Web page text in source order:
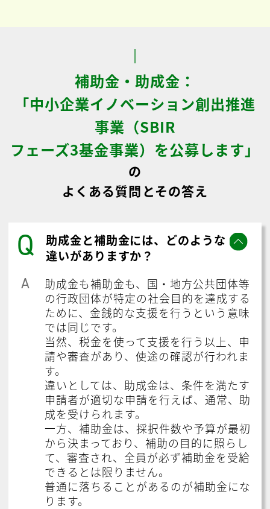
補助金・助成金：
「中小企業イノベーション創出推進
事業（SBIR
フェーズ3基金事業）を公募します」
の
よくある質問とその答え
Q
助成金と補助金には、どのような
違いがありますか？
A
助成金も補助金も、国・地方公共団体等
の行政団体が特定の社会目的を達成する
ために、金銭的な支援を行うという意味
では同じです。
当然、税金を使って支援を行う以上、申
請や審査があり、使途の確認が行われま
す。
違いとしては、助成金は、条件を満たす
申請者が適切な申請を行えば、通常、助
成を受けられます。
一方、補助金は、採択件数や予算が最初
から決まっており、補助の目的に照らし
て、審査され、全員が必ず補助金を受給
できるとは限りません。
普通に落ちることがあるのが補助金にな
ります。